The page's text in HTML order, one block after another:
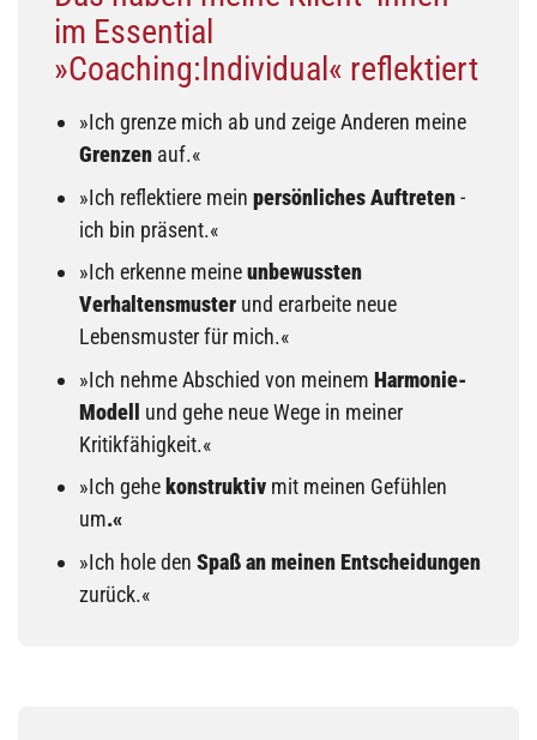
im Essential
»Coaching:Individual« reflektiert
»Ich grenze mich ab und zeige Anderen meine
Grenzen auf.«
»Ich reflektiere meinpersönliches Auftreten-
ich bin präsent.«
»Ich erkenne meineunbewussten
Verhaltensmuster und erarbeite neue
Lebensmuster für mich.«
»Ich nehme Abschied von meinemHarmonie-
Modell und gehe neue Wege in meiner
Kritikfähigkeit.«
»Ich gehe konstruktiv mit meinen Gefühlen
um.«
»Ich hole denSpaß an meinen Entscheidungen
zurück.«